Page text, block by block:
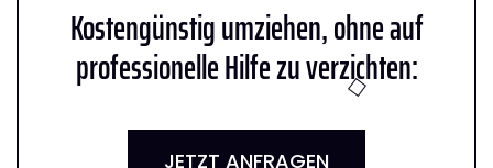
Kostengünstig umziehen, ohne auf
professionelle Hilfe zu verzichten:
JETZT ANFRAGEN